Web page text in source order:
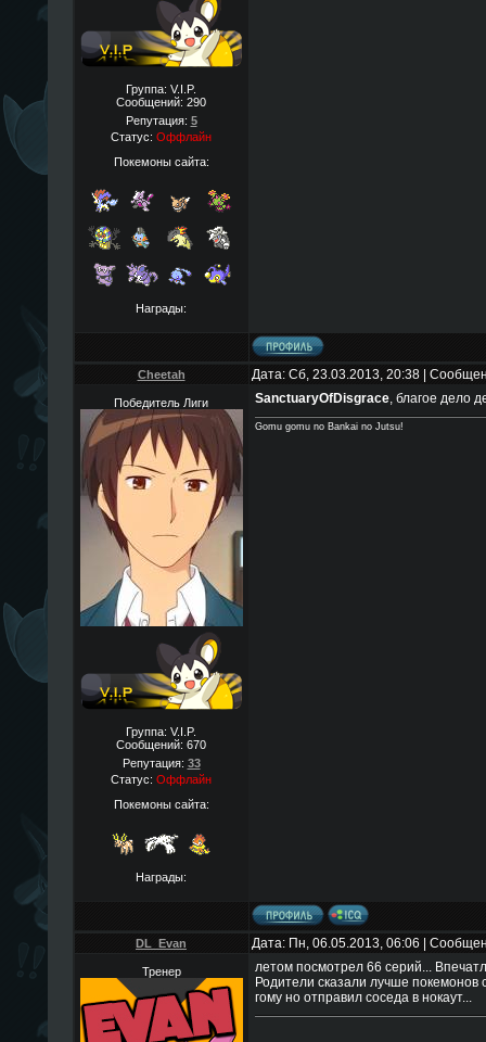
Группа: V.I.P.
Сообщений: 290
Репутация: 5
Статус: Оффлайн
Покемоны сайта:
Награды:
Cheetah Дата: Сб, 23.03.2013, 20:38 |
Победитель Лиги
Группа: V.I.P.
Сообщений: 670
Репутация: 33
Статус: Оффлайн
Покемоны сайта:
Награды:
SanctuaryOfDisgrace, благое дело
Gomu gomu no Bankai no Jutsu!
DL_Evan Дата: Пн, 06.05.2013, 06:06 |
Тренер
летом посмотрел 66 серий...
Родители сказали лучше покемонов
гому но отправил соседа в нокаут...